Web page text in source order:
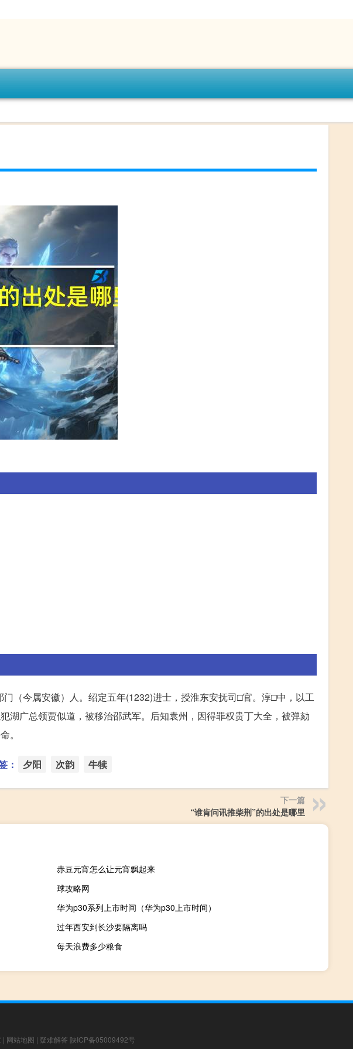
（今属安徽）人。绍定五年(1232)进士，授淮东安抚司□官。淳□中，以工
湖广总领贾似道，被移治邵武军。后知袁州，因得罪权贵丁大全，被弹劾
。
： 夕阳 次韵 牛犊
下一篇
“谁肯问讯推柴荆”的出处是哪里
赤豆元宵怎么让元宵飘起来
球攻略网
华为p30系列上市时间（华为p30上市时间）
过年西安到长沙要隔离吗
每天浪费多少粮食
| 网站地图 | 疑难解答 陕ICP备05009492号